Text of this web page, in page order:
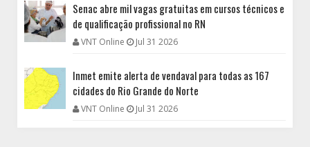
Senac abre mil vagas gratuitas em cursos técnicos e
de qualificação profissional no RN
VNT Online Jul 31 2026
Inmet emite alerta de vendaval para todas as 167
cidades do Rio Grande do Norte
VNT Online Jul 31 2026